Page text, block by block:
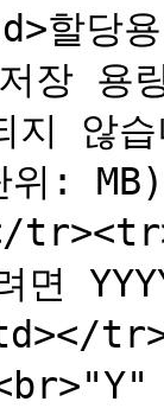
당용
장 용
지 않
:
면